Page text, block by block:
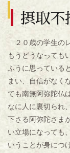
摂取不
２０歳の学生の
もうどうなっても
ふうに思っている
まい、自信がなく
ても南無阿弥陀仏
なに人に裏切られ
下さる阿弥陀さま
い立場になっても
いうことが身につ